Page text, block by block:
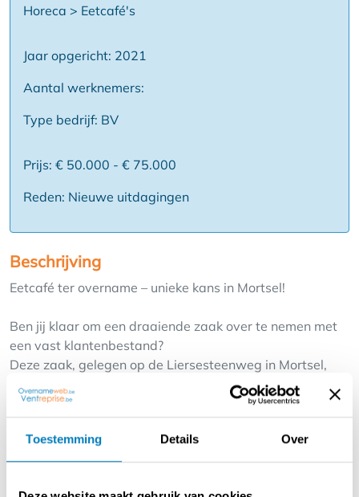
Toestemming Details Over
Horeca > Eetcafé's
Jaar opgericht: 2021
Aantal werknemers:
Type bedrijf: BV
Prijs: € 50.000 - € 75.000
Reden: Nieuwe uitdagingen
Beschrijving
Eetcafé ter overname – unieke kans in Mortsel!
Ben jij klaar om een draaiende zaak over te nemen met
een vast klantenbestand?
Deze zaak, gelegen op de Liersesteenweg in Mortsel,
staat ter overname!
Dit gezellige eetcafé, gespecialiseerd in jacket potatoes,
heeft een topligging vlakbij het treinspoor en biedt een
warme, uitnodigende sfeer.